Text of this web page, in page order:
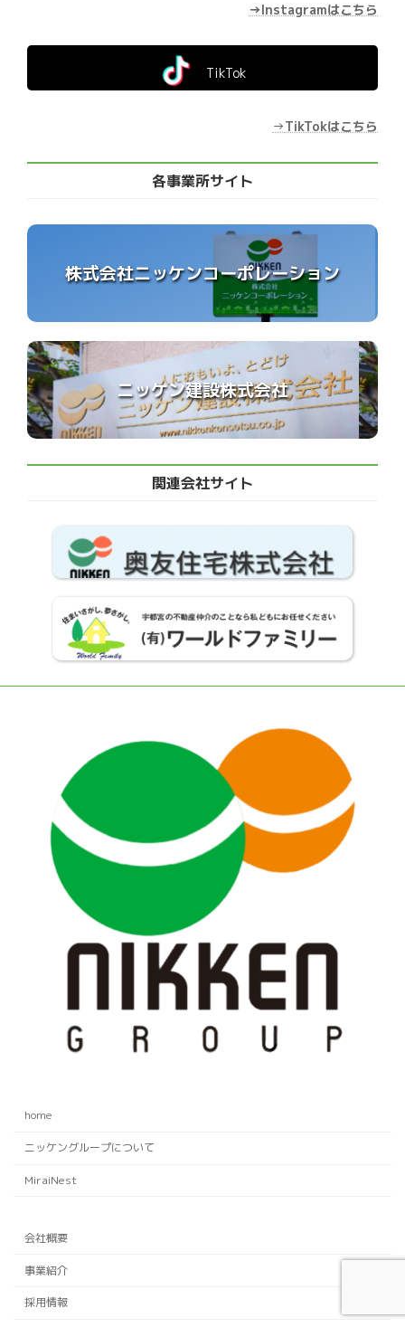
→Instagramはこちら
TikTok
→TikTokはこちら
各事業所サイト
株式会社ニッケンコーポレーション
ニッケン建設株式会社
関連会社サイト
home
ニッケングループについて
MiraiNest
会社概要
事業紹介
採用情報